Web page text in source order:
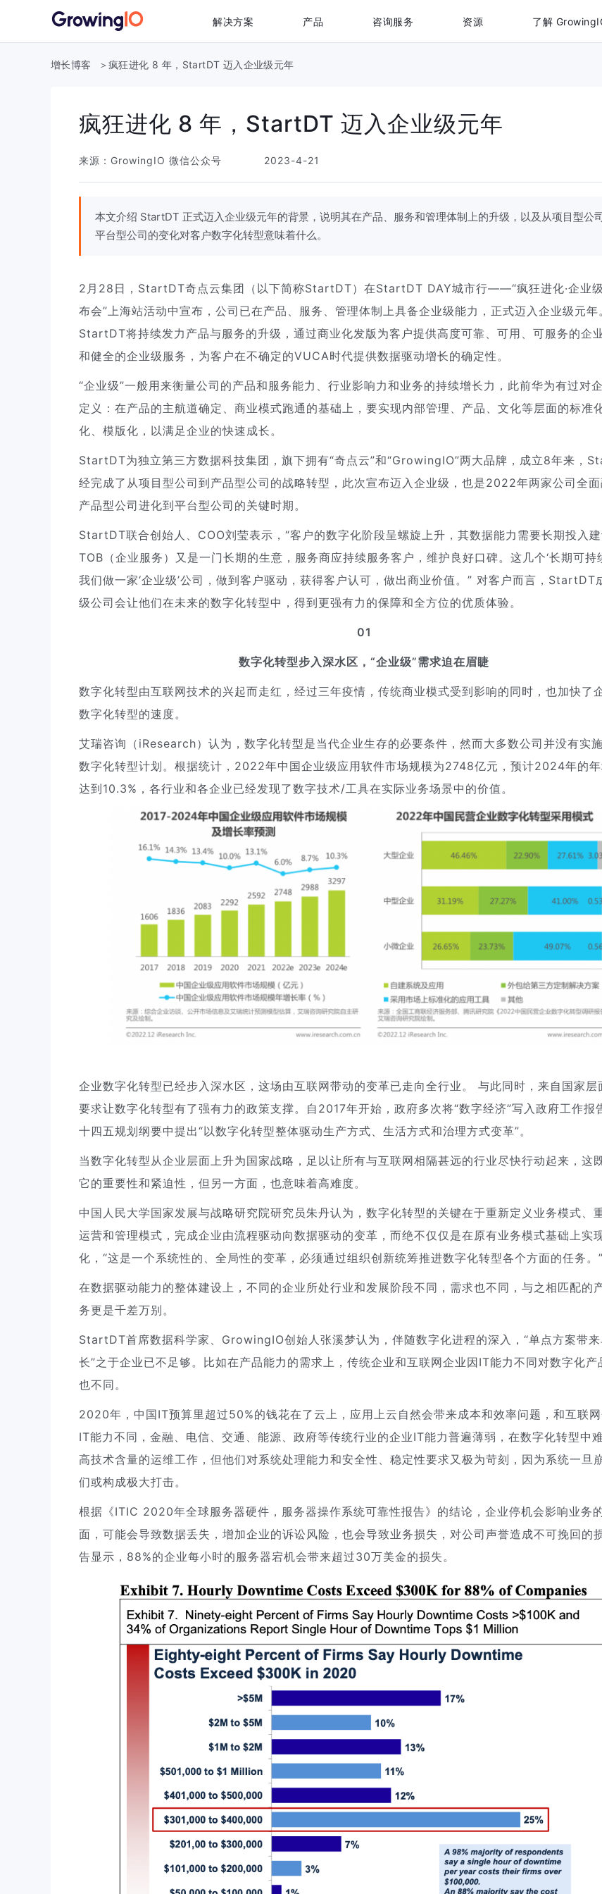
解决方案 产品 咨询服务 资源 了解
增长博客 疯狂进化 8 年，StartDT 迈入企业级元年
疯狂进化 8 年，StartDT 迈入企业级元年
来源： GrowingIO 微信公众号 2023-4-21
本文介绍 StartDT 正式迈入企业级元年的背景，说明其在产品、服务和管理体制上的升级，以及从项目型公
平台型公司的变化对客户数字化转型意味着什么。
2月28日，StartDT奇点云集团（以下简称StartDT）在StartDT DAY城市行——“疯狂进化·企业
布会”上海站活动中宣布，公司已在产品、服务、管理体制上具备企业级能力，正式迈入企业级元年
StartDT将持续发力产品与服务的升级，通过商业化发版为客户提供高度可靠、可用、可服务的企
和健全的企业级服务，为客户在不确定的VUCA时代提供数据驱动增长的确定性。
“企业级”一般用来衡量公司的产品和服务能力、行业影响力和业务的持续增长力，此前华为有过对
定义：在产品的主航道确定、商业模式跑通的基础上，要实现内部管理、产品、文化等层面的标准
化、模版化，以满足企业的快速成长。
StartDT为独立第三方数据科技集团，旗下拥有“奇点云”和“GrowingIO”两大品牌，成立8年来，
经完成了从项目型公司到产品型公司的战略转型，此次宣布迈入企业级，也是2022年两家公司全
产品型公司进化到平台型公司的关键时期。
StartDT联合创始人、COO刘莹表示，“客户的数字化阶段呈螺旋上升，其数据能力需要长期投入建
TOB（企业服务）又是一门长期的生意，服务商应持续服务客户，维护良好口碑。这几个‘长期可持
我们做一家‘企业级’公司，做到客户驱动，获得客户认可，做出商业价值。” 对客户而言，StartDT
级公司会让他们在未来的数字化转型中，得到更强有力的保障和全方位的优质体验。
01
数字化转型步入深水区，“企业级”需求迫在眉睫
数字化转型由互联网技术的兴起而走红，经过三年疫情，传统商业模式受到影响的同时，也加快了
数字化转型的速度。
艾瑞咨询（iResearch）认为，数字化转型是当代企业生存的必要条件，然而大多数公司并没有实
数字化转型计划。根据统计，2022年中国企业级应用软件市场规模为2748亿元，预计2024年的
达到10.3%，各行业和各企业已经发现了数字技术/工具在实际业务场景中的价值。
企业数字化转型已经步入深水区，这场由互联网带动的变革已走向全行业。 与此同时，来自国家层
要求让数字化转型有了强有力的政策支撑。自2017年开始，政府多次将“数字经济”写入政府工作报
十四五规划纲要中提出“以数字化转型整体驱动生产方式、生活方式和治理方式变革”。
当数字化转型从企业层面上升为国家战略，足以让所有与互联网相隔甚远的行业尽快行动起来，这
它的重要性和紧迫性，但另一方面，也意味着高难度。
中国人民大学国家发展与战略研究院研究员朱丹认为，数字化转型的关键在于重新定义业务模式、
运营和管理模式，完成企业由流程驱动向数据驱动的变革，而绝不仅仅是在原有业务模式基础上实
化，“这是一个系统性的、全局性的变革，必须通过组织创新统筹推进数字化转型各个方面的任务。”
在数据驱动能力的整体建设上，不同的企业所处行业和发展阶段不同，需求也不同，与之相匹配的
务更是千差万别。
StartDT首席数据科学家、GrowingIO创始人张溪梦认为，伴随数字化进程的深入，“单点方案带来
长”之于企业已不足够。比如在产品能力的需求上，传统企业和互联网企业因IT能力不同对数字化产
也不同。
2020年，中国IT预算里超过50%的钱花在了云上，应用上云自然会带来成本和效率问题，和互联
IT能力不同，金融、电信、交通、能源、政府等传统行业的企业IT能力普遍薄弱，在数字化转型中
高技术含量的运维工作，但他们对系统处理能力和安全性、稳定性要求又极为苛刻，因为系统一旦
们或构成极大打击。
根据《ITIC 2020年全球服务器硬件，服务器操作系统可靠性报告》的结论，企业停机会影响业务
面，可能会导致数据丢失，增加企业的诉讼风险，也会导致业务损失，对公司声誉造成不可挽回的
告显示，88%的企业每小时的服务器宕机会带来超过30万美金的损失。